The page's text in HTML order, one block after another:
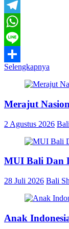
Email
Telegram
WhatsApp
Line
Share
Selengkapnya
Merajut
2 Agustus 2026
MUI Bali Dan
28 Juli 2026 Bali
Anak